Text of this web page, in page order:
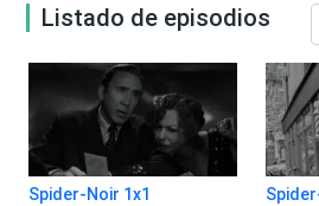
Listado de episodios
Spider-Noir 1x1